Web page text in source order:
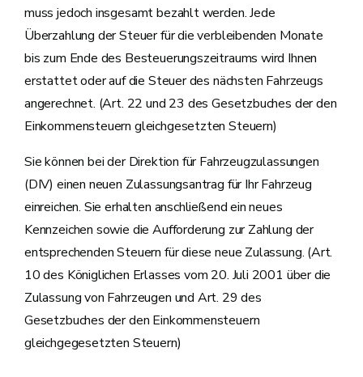
muss jedoch insgesamt bezahlt werden. Jede
Überzahlung der Steuer für die verbleibenden Monate
bis zum Ende des Besteuerungszeitraums wird Ihnen
erstattet oder auf die Steuer des nächsten Fahrzeugs
angerechnet. (Art. 22 und 23 des Gesetzbuches der den
Einkommensteuern gleichgesetzten Steuern)
Sie können bei der Direktion für Fahrzeugzulassungen
(DIV) einen neuen Zulassungsantrag für Ihr Fahrzeug
einreichen. Sie erhalten anschließend ein neues
Kennzeichen sowie die Aufforderung zur Zahlung der
entsprechenden Steuern für diese neue Zulassung. (Art.
10 des Königlichen Erlasses vom 20. Juli 2001 über die
Zulassung von Fahrzeugen und Art. 29 des
Gesetzbuches der den Einkommensteuern
gleichgegesetzten Steuern)